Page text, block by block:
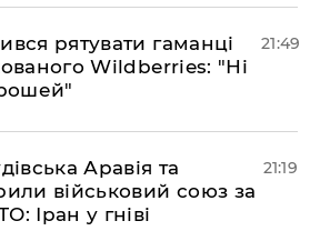
рятувати гаманці
Wildberries: "Ні
21:49
Аравія та
військовий союз за
Іран у гніві
21:19